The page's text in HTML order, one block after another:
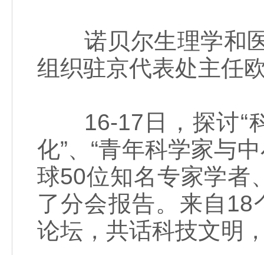
诺贝尔生理学和医
组织驻京代表处主任
16-17日，探讨“科
化”、“青年科学家与
球50位知名专家学者
了分会报告。来自
论坛，共话科技文明